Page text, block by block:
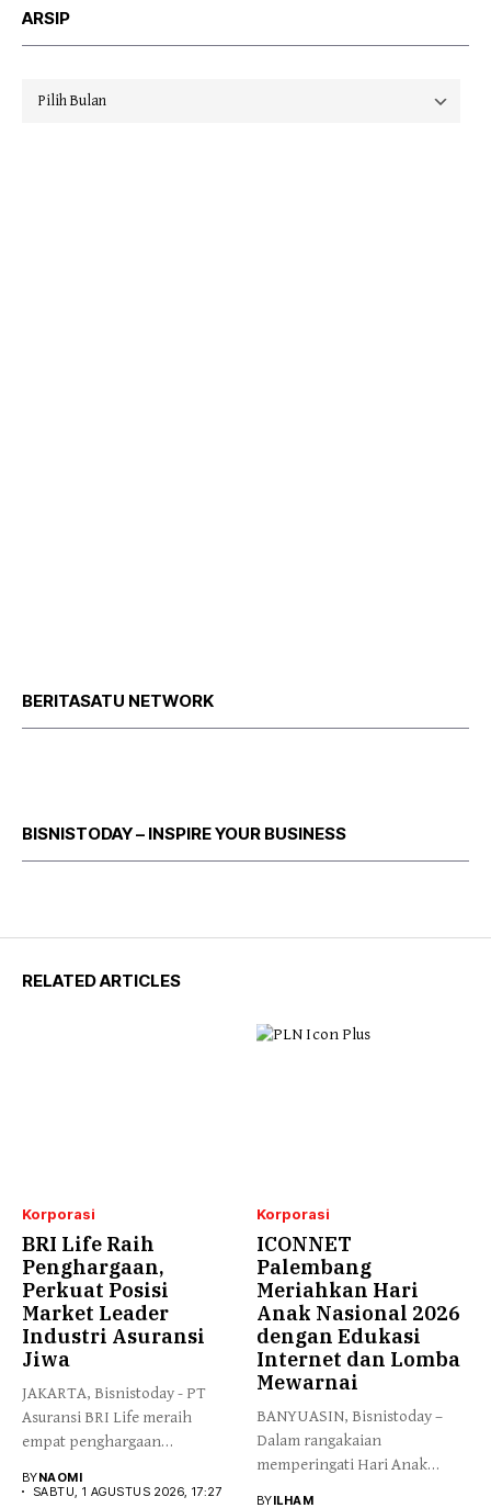
ARSIP
Arsip
BERITASATU NETWORK
BISNISTODAY – INSPIRE YOUR BUSINESS
RELATED ARTICLES
Korporasi
BRI Life Raih
Penghargaan,
Perkuat Posisi
Market Leader
Industri Asuransi
Jiwa
JAKARTA, Bisnistoday - PT
Asuransi BRI Life meraih
empat penghargaan
BYNAOMI
SABTU, 1 AGUSTUS 2026, 17:27
Korporasi
ICONNET
Palembang
Meriahkan Hari
Anak Nasional 2026
dengan Edukasi
Internet dan Lomba
Mewarnai
BANYUASIN, Bisnistoday –
Dalam rangakaian
memperingati Hari Anak
BYILHAM